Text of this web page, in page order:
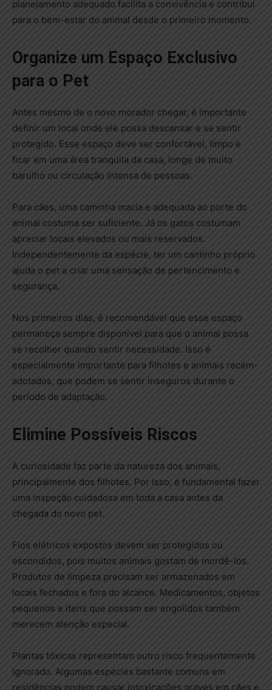
planejamento adequado facilita a convivência e contribui
para o bem-estar do animal desde o primeiro momento.
Organize um Espaço Exclusivo
para o Pet
Antes mesmo de o novo morador chegar, é importante
definir um local onde ele possa descansar e se sentir
protegido. Esse espaço deve ser confortável, limpo e
ficar em uma área tranquila da casa, longe de muito
barulho ou circulação intensa de pessoas.
Para cães, uma caminha macia e adequada ao porte do
animal costuma ser suficiente. Já os gatos costumam
apreciar locais elevados ou mais reservados.
Independentemente da espécie, ter um cantinho próprio
ajuda o pet a criar uma sensação de pertencimento e
segurança.
Nos primeiros dias, é recomendável que esse espaço
permaneça sempre disponível para que o animal possa
se recolher quando sentir necessidade. Isso é
especialmente importante para filhotes e animais recém-
adotados, que podem se sentir inseguros durante o
período de adaptação.
Elimine Possíveis Riscos
A curiosidade faz parte da natureza dos animais,
principalmente dos filhotes. Por isso, é fundamental fazer
uma inspeção cuidadosa em toda a casa antes da
chegada do novo pet.
Fios elétricos expostos devem ser protegidos ou
escondidos, pois muitos animais gostam de mordê-los.
Produtos de limpeza precisam ser armazenados em
locais fechados e fora do alcance. Medicamentos, objetos
pequenos e itens que possam ser engolidos também
merecem atenção especial.
Plantas tóxicas representam outro risco frequentemente
ignorado. Algumas espécies bastante comuns em
residências podem causar intoxicações graves em cães e